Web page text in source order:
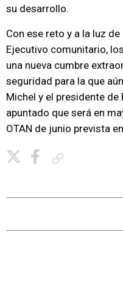
su desarrollo.
Con ese reto y a la luz
Ejecutivo comunitario,
una nueva cumbre
seguridad para la que
Michel y el presidente de
apuntado que será en
OTAN de junio prevista